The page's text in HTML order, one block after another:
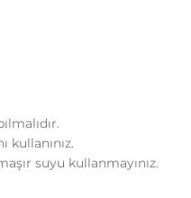
kullanınız.
suyu kullanmayınız.